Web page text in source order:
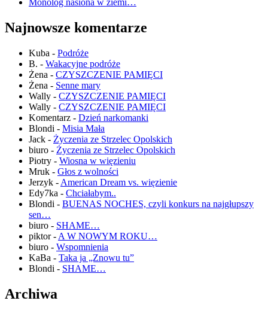
Monolog nasiona w ziemi…
Najnowsze komentarze
Kuba - Podróże
B. - Wakacyjne podróże
Żena - CZYSZCZENIE PAMIĘCI
Żena - Senne mary
Wally - CZYSZCZENIE PAMIĘCI
Wally - CZYSZCZENIE PAMIĘCI
Komentarz - Dzień narkomanki
Blondi - Misia Mała
Jack - Życzenia ze Strzelec Opolskich
biuro - Życzenia ze Strzelec Opolskich
Piotry - Wiosna w więzieniu
Mruk - Głos z wolności
Jerzyk - American Dream vs. więzienie
Edy7ka - Chciałabym..
Blondi - BUENAS NOCHES, czyli konkurs na najgłupszy
sen…
biuro - SHAME…
piktor- A W NOWYM ROKU…
biuro - Wspomnienia
KaBa - Taka ja „Znowu tu”
Blondi - SHAME…
Archiwa